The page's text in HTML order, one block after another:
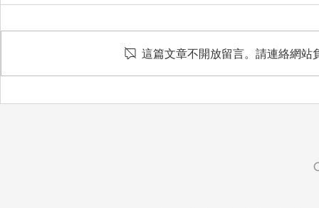
愛惜
想把最好的
這篇文章不開放留言。請連絡網站